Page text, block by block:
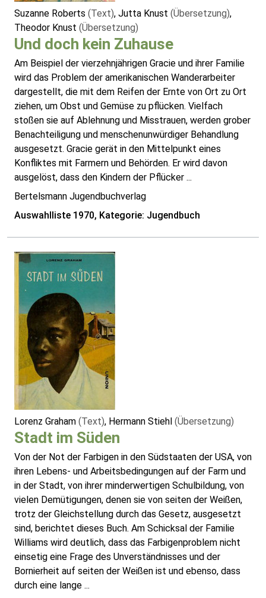
Suzanne Roberts (Text), Jutta Knust (Übersetzung),
Theodor Knust (Übersetzung)
Und doch kein Zuhause
Am Beispiel der vierzehnjährigen Gracie und ihrer Familie
wird das Problem der amerikanischen Wanderarbeiter
dargestellt, die mit dem Reifen der Ernte von Ort zu Ort
ziehen, um Obst und Gemüse zu pflücken. Vielfach
stoßen sie auf Ablehnung und Misstrauen, werden grober
Benachteiligung und menschenunwürdiger Behandlung
ausgesetzt. Gracie gerät in den Mittelpunkt eines
Konfliktes mit Farmern und Behörden. Er wird davon
ausgelöst, dass den Kindern der Pflücker ...
Bertelsmann Jugendbuchverlag
Auswahlliste 1970, Kategorie: Jugendbuch
Lorenz Graham (Text), Hermann Stiehl (Übersetzung)
Stadt im Süden
Von der Not der Farbigen in den Südstaaten der USA, von
ihren Lebens- und Arbeitsbedingungen auf der Farm und
in der Stadt, von ihrer minderwertigen Schulbildung, von
vielen Demütigungen, denen sie von seiten der Weißen,
trotz der Gleichstellung durch das Gesetz, ausgesetzt
sind, berichtet dieses Buch. Am Schicksal der Familie
Williams wird deutlich, dass das Farbigenproblem nicht
einsetig eine Frage des Unverständnisses und der
Bornierheit auf seiten der Weißen ist und ebenso, dass
durch eine lange ...